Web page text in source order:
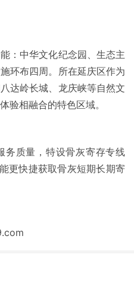
：中华文化纪念园、生态主
环布四周。所在延庆区作为
达岭长城、龙庆峡等自然文
验相融合的特色区域。
务质量，特设骨灰寄存专线
更快捷获取骨灰短期长期寄